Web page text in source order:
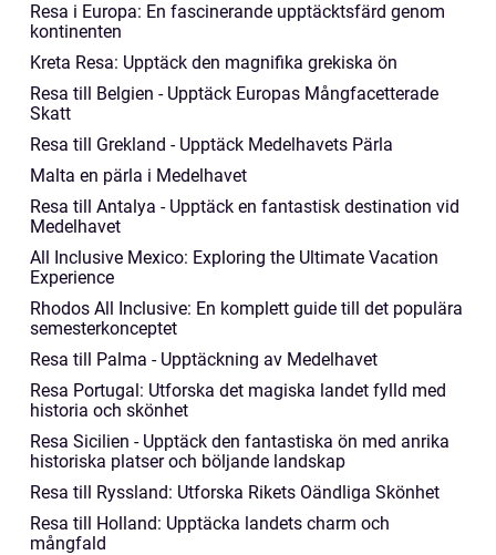
Resa i Europa: En fascinerande upptäcktsfärd genom
kontinenten
Kreta Resa: Upptäck den magnifika grekiska ön
Resa till Belgien - Upptäck Europas Mångfacetterade
Skatt
Resa till Grekland - Upptäck Medelhavets Pärla
Malta en pärla i Medelhavet
Resa till Antalya - Upptäck en fantastisk destination vid
Medelhavet
All Inclusive Mexico: Exploring the Ultimate Vacation
Experience
Rhodos All Inclusive: En komplett guide till det populära
semesterkonceptet
Resa till Palma - Upptäckning av Medelhavet
Resa Portugal: Utforska det magiska landet fylld med
historia och skönhet
Resa Sicilien - Upptäck den fantastiska ön med anrika
historiska platser och böljande landskap
Resa till Ryssland: Utforska Rikets Oändliga Skönhet
Resa till Holland: Upptäcka landets charm och
mångfald